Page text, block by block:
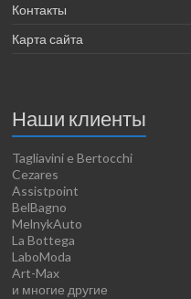
Контакты
Карта сайта
Наши клиенты
Tagliavini e Bertocchi
Cezares
Assistpoint
BelBagno
MelnykAuto
La Bottega
LaboModa
Art-Max
и многие другие